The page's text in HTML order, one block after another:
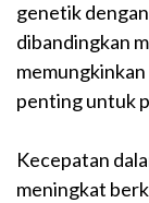
genetik
dibandingkan
penting untuk
Kecepatan
meningkat